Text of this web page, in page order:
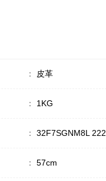
： 皮革
： 1KG
： 32F7SGNM8L 222
： 57cm